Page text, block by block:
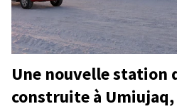
Une nouvelle station
construite à